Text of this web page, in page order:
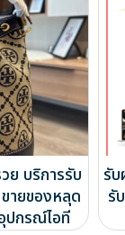
ย บริการรับ
ายของหลุด
ปกรณ์ไอที
รั
รั